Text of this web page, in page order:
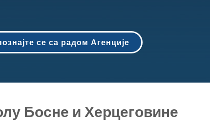
се са радом Агенције
Босне и Херцеговине